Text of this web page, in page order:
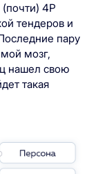
(почти) 4Р
тендеров и
пару
мозг,
нашел свою
такая